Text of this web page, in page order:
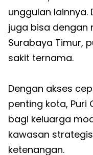
unggulan lainnya.
juga bisa dengan
Surabaya Timur,
sakit ternama.
Dengan akses
penting kota, Puri
bagi keluarga
kawasan
ketenangan.